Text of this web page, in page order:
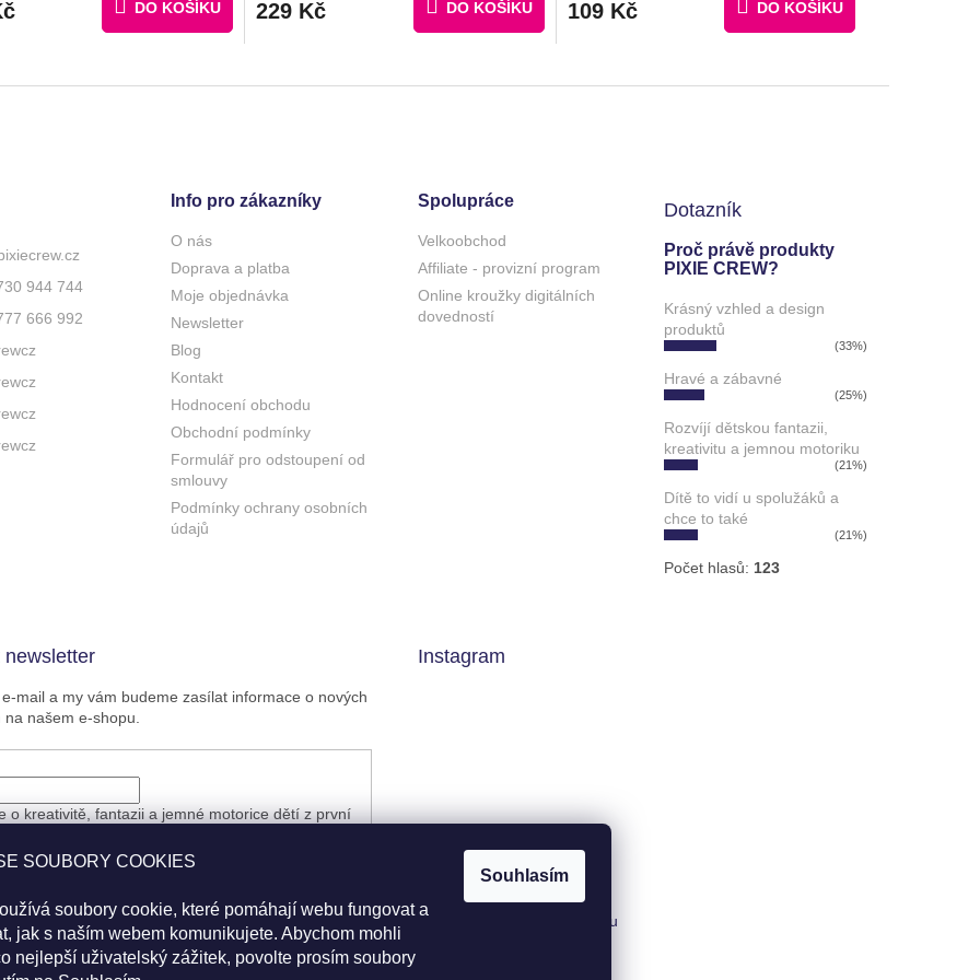
SOUBORY COOKIES
soubory cookie, které pomáhají webu fungovat a
jak s naším webem komunikujete. Abychom mohli
nejlepší uživatelský zážitek, povolte prosím soubory
Souhlasím
DO KOŠÍKU 229 Kč DO KOŠÍKU 109 Kč DO KOŠÍKU
944 744
666 992
Info pro zákazníky
O nás
Doprava a platba
Moje objednávka
Newsletter
Blog
Kontakt
Hodnocení obchodu
Obchodní podmínky
Formulář pro odstoupení od
smlouvy
Podmínky ochrany osobních
údajů
Spolupráce
Velkoobchod
Affiliate - provizní program
Online kroužky digitálních
dovedností
Dotazník
Proč právě produkty
PIXIE CREW?
Krásný vzhled a design
produktů
(33%)
Hravé a zábavné
(25%)
Rozvíjí dětskou fantazii,
kreativitu a jemnou motoriku
(21%)
Dítě to vidí u spolužáků a
chce to také
(21%)
Počet hlasů: 123
mail a my vám budeme zasílat informace o nových
našem e-shopu.
o kreativitě, fantazii a jemné motorice dětí z první
slevu, akci, dopravu zdarma ani novinky.
SE
Instagram
Sledovat na Instagramu